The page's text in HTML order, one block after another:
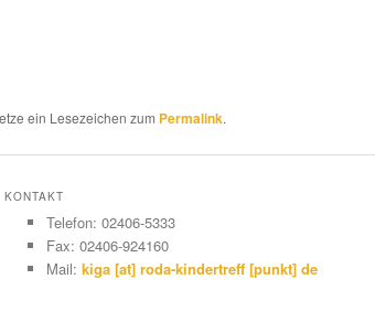
ein Lesezeichen zum Permalink.
KONTAKT
Telefon: 02406-5333
Fax: 02406-924160
Mail: kiga [at] roda-kindertreff [punkt] de